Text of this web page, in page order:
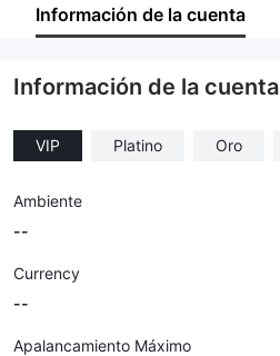
Información de la cuenta
Información de la cuenta
VIP Platino Oro
Ambiente
--
Currency
--
Apalancamiento Máximo